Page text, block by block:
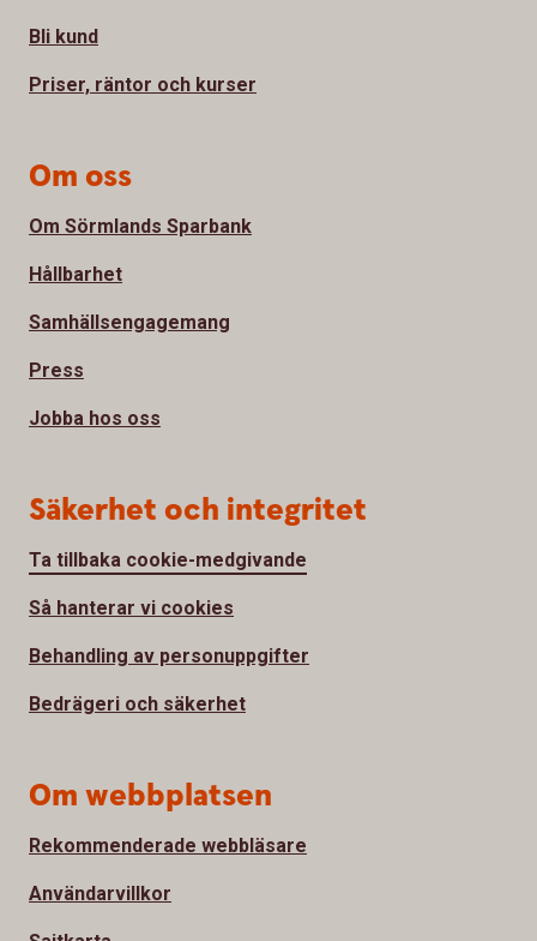
Bli kund
Priser, räntor och kurser
Om oss
Om Sörmlands Sparbank
Hållbarhet
Samhällsengagemang
Press
Jobba hos oss
Säkerhet och integritet
Ta tillbaka cookie-medgivande
Så hanterar vi cookies
Behandling av personuppgifter
Bedrägeri och säkerhet
Om webbplatsen
Rekommenderade webbläsare
Användarvillkor